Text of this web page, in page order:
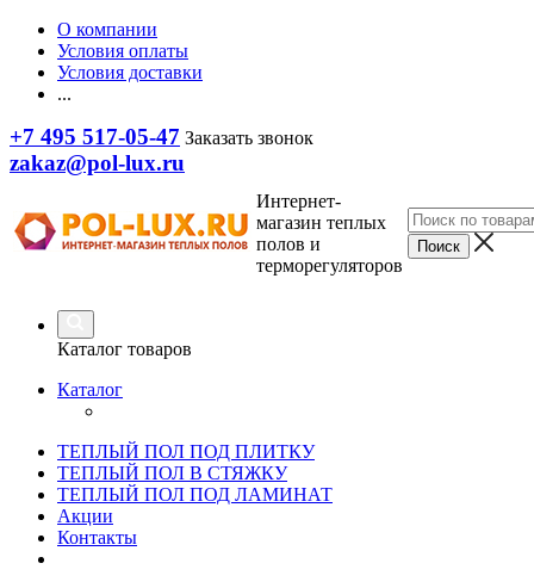
О компании
Условия оплаты
Условия доставки
...
+7 495 517-05-47 Заказать звонок
zakaz@pol-lux.ru
Интернет-
магазин теплых
полов и
терморегуляторов
Каталог товаров
Каталог
ТЕПЛЫЙ ПОЛ ПОД ПЛИТКУ
ТЕПЛЫЙ ПОЛ В СТЯЖКУ
ТЕПЛЫЙ ПОЛ ПОД ЛАМИНАТ
Акции
Контакты